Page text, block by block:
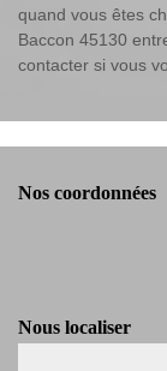
quand vous êtes
Baccon 45130
contacter si vous
Nos coordonnées
Nous localiser